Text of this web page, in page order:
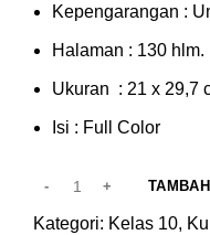
Kepengarangan :
Halaman : 130 hlm.
Ukuran : 21 x 29,7
Isi : Full Color
Kategori: Kelas 10,